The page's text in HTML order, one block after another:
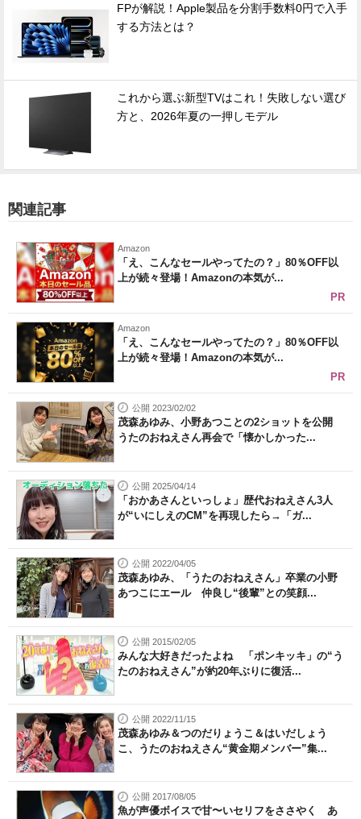
FPが解説！Apple製品を分割手数料0円で入手
する方法とは？
これから選ぶ新型TVはこれ！失敗しない選び
方と、2026年夏の一押しモデル
関連記事
Amazon
「え、こんなセールやってたの？」80％OFF以
上が続々登場！Amazonの本気が...
PR
Amazon
「え、こんなセールやってたの？」80％OFF以
上が続々登場！Amazonの本気が...
PR
公開 2023/02/02
茂森あゆみ、小野あつことの2ショットを公開
うたのおねえさん再会で「懐かしかった...
公開 2025/04/14
「おかあさんといっしょ」歴代おねえさん3人
が“いにしえのCM”を再現したら→「ガ...
公開 2022/04/05
茂森あゆみ、「うたのおねえさん」卒業の小野
あつこにエール 仲良し“後輩”との笑顔...
公開 2015/02/05
みんな大好きだったよね 「ポンキッキ」の“う
たのおねえさん”が約20年ぶりに復活...
公開 2022/11/15
茂森あゆみ＆つのだりょうこ＆はいだしょう
こ、うたのおねえさん“黄金期メンバー”集...
公開 2017/08/05
魚が声優ボイスで甘〜いセリフをささやく あ